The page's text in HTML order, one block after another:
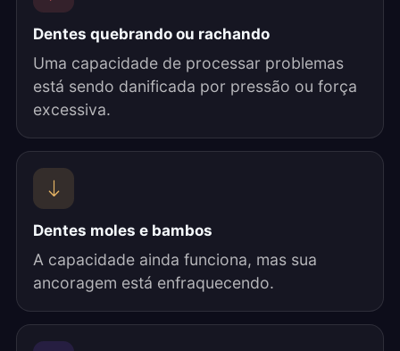
Dentes quebrando ou rachando
Uma capacidade de processar problemas
está sendo danificada por pressão ou força
excessiva.
Dentes moles e bambos
A capacidade ainda funciona, mas sua
ancoragem está enfraquecendo.